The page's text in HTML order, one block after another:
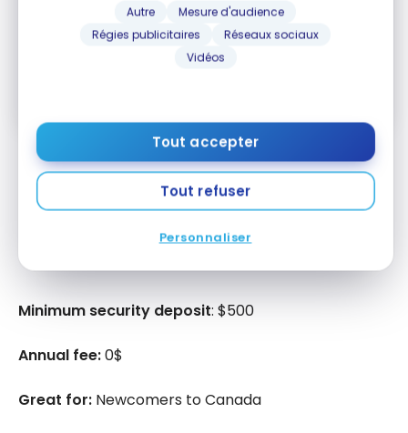
Autre
Mesure d'audience
Régies publicitaires
Réseaux sociaux
Vidéos
Tout accepter
Tout refuser
Personnaliser
M'ABONNER
Who currently has some great secured credit
cards in Canada? Here are our top 3 picks based on
the minimum security deposit, flexibility, and fees.
Minimum security deposit: $500
Annual fee:0$
Great for: Newcomers to Canada